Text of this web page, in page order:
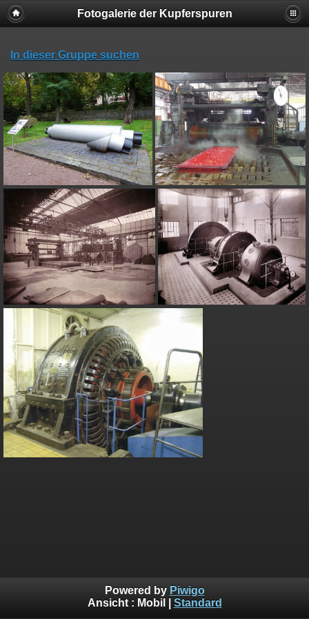
Fotogalerie der Kupferspuren
In dieser Gruppe suchen
Powered by Piwigo
Ansicht : Mobil Standard